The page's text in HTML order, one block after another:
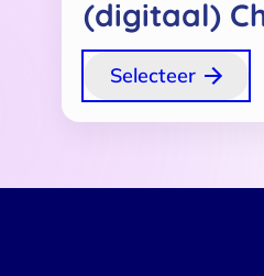
VVV
(digitaal)
Selecteer